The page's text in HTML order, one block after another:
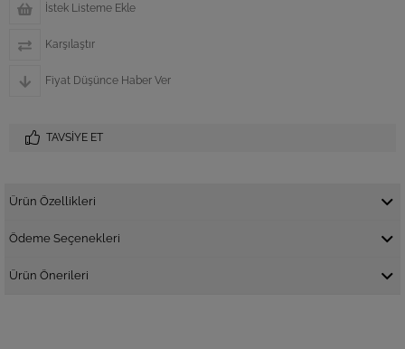
İstek Listeme Ekle
Karşılaştır
Fiyat Düşünce Haber Ver
TAVSIYE ET
Ürün Özellikleri
Ödeme Seçenekleri
Ürün Önerileri